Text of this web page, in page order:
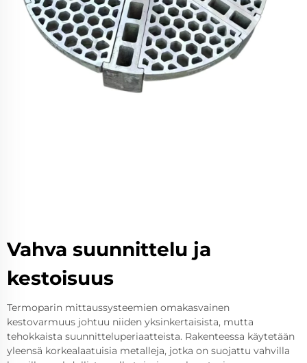
Vahva suunnittelu ja
kestoisuus
Termoparin mittaussysteemien omakasvainen
kestovarmuus johtuu niiden yksinkertaisista, mutta
tehokkaista suunnitteluperiaatteista. Rakenteessa käytetään
yleensä korkealaatuisia metalleja, jotka on suojattu vahvilla